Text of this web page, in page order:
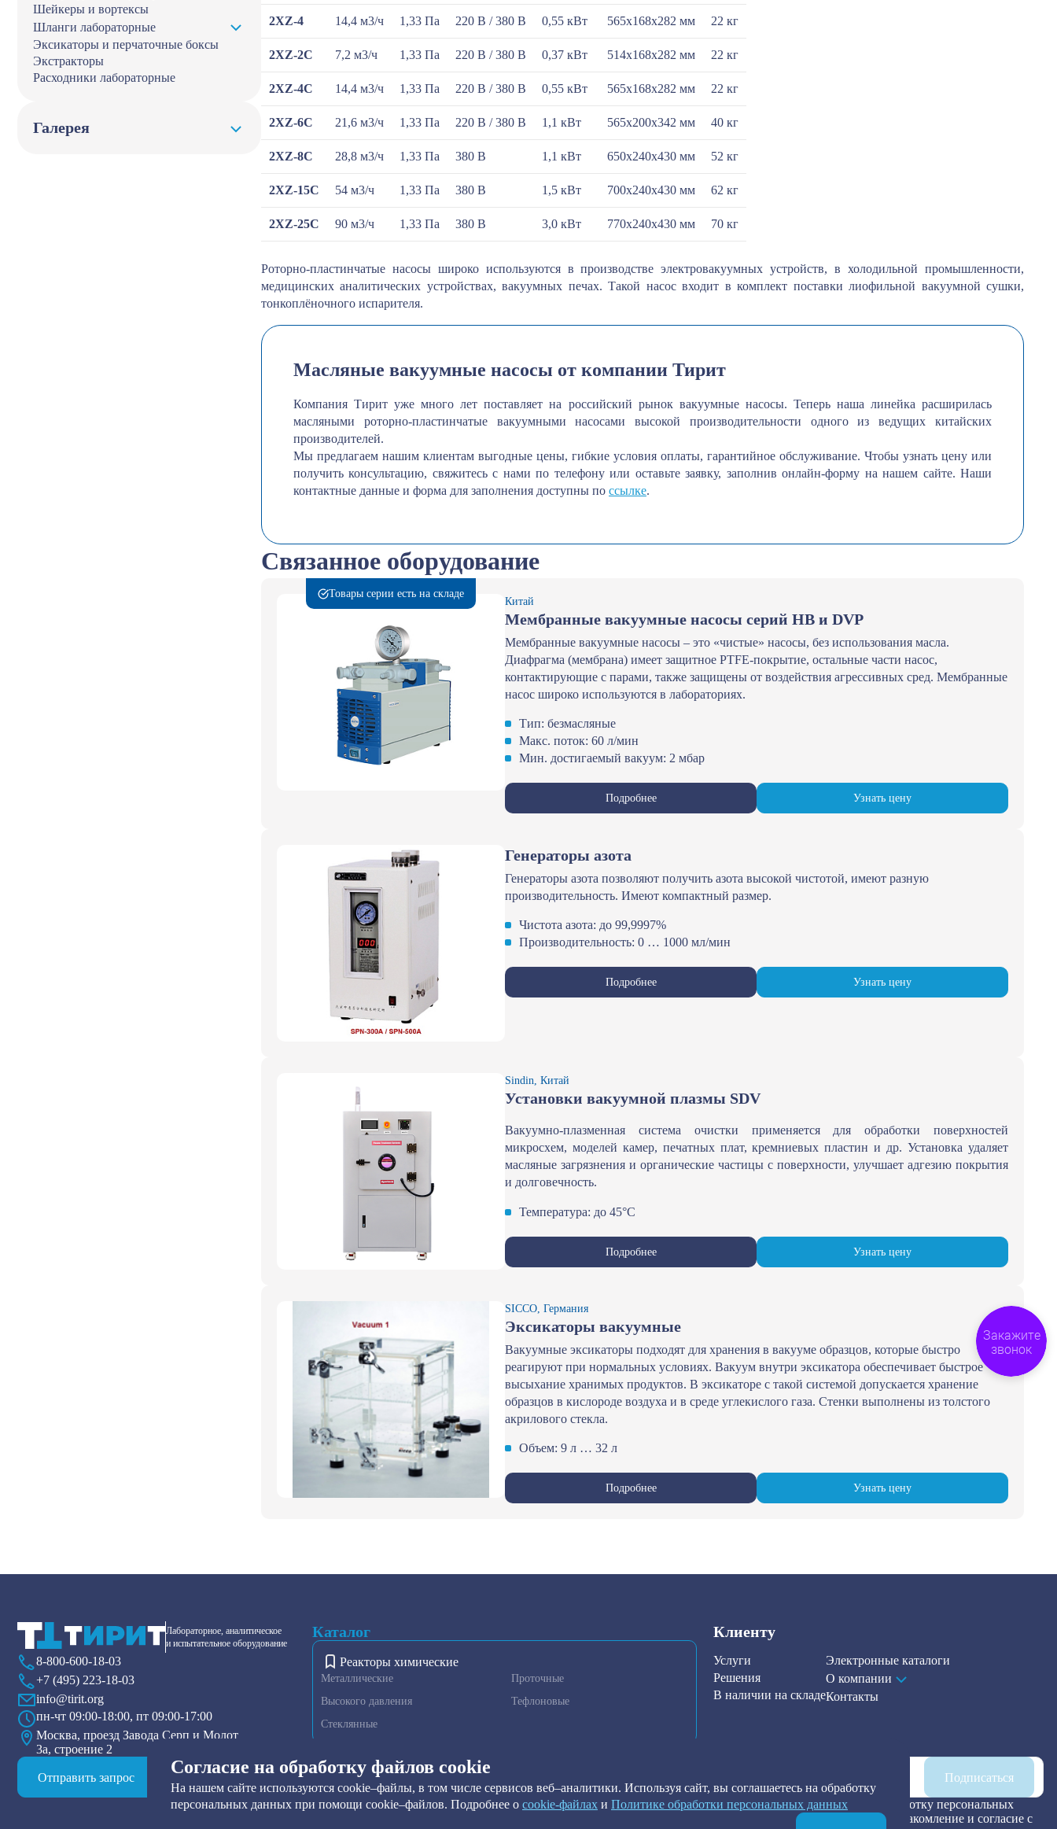
Шейкеры и вортексы
Шланги лабораторные
Эксикаторы и перчаточные боксы
Экстракторы
Расходники лабораторные
Галерея
2XZ-4 14,4 м3/ч 1,33 Па 220 В / 380 В 0,55 кВт 565х168х282 мм 22 кг
2XZ-2С 7,2 м3/ч 1,33 Па 220 В / 380 В 0,37 кВт 514х168х282 мм 22 кг
2XZ-4С 14,4 м3/ч 1,33 Па 220 В / 380 В 0,55 кВт 565х168х282 мм 22 кг
2XZ-6С 21,6 м3/ч 1,33 Па 220 В / 380 В 1,1 кВт 565x200x342 мм 40 кг
2XZ-8С 28,8 м3/ч 1,33 Па 380 В 1,1 кВт 650x240x430 мм 52 кг
2XZ-15С 54 м3/ч 1,33 Па 380 В 1,5 кВт 700x240x430 мм 62 кг
2XZ-25С 90 м3/ч 1,33 Па 380 В 3,0 кВт 770x240x430 мм 70 кг
Роторно-пластинчатые насосы широко используются в производстве электровакуумных устройств, в холодильной промышленности,
медицинских аналитических устройствах, вакуумных печах. Такой насос входит в комплект поставки лиофильной вакуумной сушки,
тонкоплёночного испарителя.
Масляные вакуумные насосы от компании Тирит
Компания Тирит уже много лет поставляет на российский рынок вакуумные насосы. Теперь наша линейка расширилась
масляными роторно-пластинчатые вакуумными насосами высокой производительности одного из ведущих китайских
производителей.
Мы предлагаем нашим клиентам выгодные цены, гибкие условия оплаты, гарантийное обслуживание. Чтобы узнать цену или
получить консультацию, свяжитесь с нами по телефону или оставьте заявку, заполнив онлайн-форму на нашем сайте. Наши
контактные данные и форма для заполнения доступны по ссылке.
Связанное оборудование
Товары серии есть на складе
Китай
Мембранные вакуумные насосы серий HB и DVP
Мембранные вакуумные насосы – это «чистые» насосы, без использования масла.
Диафрагма (мембрана) имеет защитное PTFE-покрытие, остальные части насос,
контактирующие с парами, также защищены от воздействия агрессивных сред. Мембранные
насос широко используются в лабораториях.
Тип: безмасляные
Макс. поток: 60 л/мин
Мин. достигаемый вакуум: 2 мбар
Подробнее Узнать цену
Генераторы азота
Генераторы азота позволяют получить азота высокой чистотой, имеют разную
производительность. Имеют компактный размер.
Чистота азота: до 99,9997%
Производительность: 0 … 1000 мл/мин
Подробнее Узнать цену
Sindin, Китай
Установки вакуумной плазмы SDV
Вакуумно-плазменная система очистки применяется для обработки поверхностей
микросхем, моделей камер, печатных плат, кремниевых пластин и др. Установка удаляет
масляные загрязнения и органические частицы с поверхности, улучшает адгезию покрытия
и долговечность.
Температура: до 45°С
Подробнее Узнать цену
SICCO, Германия
Эксикаторы вакуумные
Вакуумные эксикаторы подходят для хранения в вакууме образцов, которые быстро
реагируют при нормальных условиях. Вакуум внутри эксикатора обеспечивает быстрое
высыхание хранимых продуктов. В эксикаторе с такой системой допускается хранение
образцов в кислороде воздуха и в среде углекислого газа. Стенки выполнены из толстого
акрилового стекла.
Объем: 9 л … 32 л
Подробнее Узнать цену
Согласие на обработку файлов cookie
На нашем сайте используются cookie–файлы, в том числе сервисов веб–аналитики. Используя сайт, вы соглашаетесь на обработку
персональных данных при помощи cookie–файлов. Подробнее о сookie-файлах и Политике обработки персональных данных
Лабораторное, аналитическое
и испытательное оборудование
8-800-600-18-03
+7 (495) 223-18-03
info@tirit.org
пн-чт 09:00-18:00, пт 09:00-17:00
Москва, проезд Завода Серп и Молот
3а, строение 2
Отправить запрос
Каталог
Реакторы химические
Металлические
Высокого давления
Стеклянные
Проточные
Тефлоновые
Плазменные установки очистки
Тензиометры
Друк-фильтры
Клиенту
Услуги
Решения
В наличии на складе
Электронные каталоги
О компании
Контакты
Подписаться
Я предоставляю согласие на обработку персональных
данных, а также подтверждаю ознакомление и согласие с
Закажите
звонок